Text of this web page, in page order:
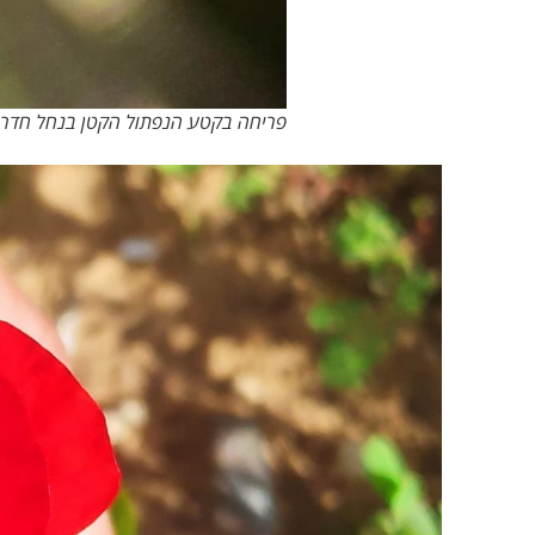
פריחה בקטע הנפתול הקטן בנחל